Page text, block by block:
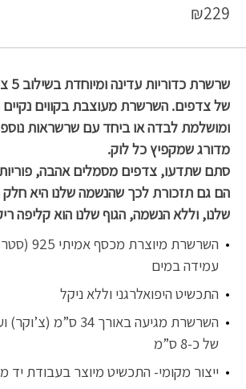
₪229
של צדפים. השרשרת מעוצבת בקווים נקיים
ומושלמת לבדה או ביחד עם שרשראות
מדורג שמקפיץ כל לוק.
סתם שתדעו, צדפים מסמלים אהבה,
הם גם תזכורת לכך שהנשמה שלנו היא חלק
שלנו, וללא הנשמה, הגוף שלנו הוא קליפה
השרשרת
עמידה במים
התכשיט היפואלרגני וללא ניקל
השרשרת מגיעה באורך
של כ-8 ס”מ
ייצור מקומי- התכשיט מיוצר בעבודת יד